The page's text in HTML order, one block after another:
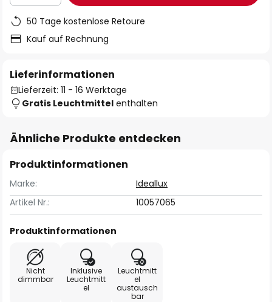
50 Tage kostenlose Retoure
Kauf auf Rechnung
Lieferinformationen
Lieferzeit: 11 - 16 Werktage
Gratis Leuchtmittel enthalten
Ähnliche Produkte entdecken
Produktinformationen
Marke:
Ideallux
Artikel Nr.:
10057065
Produktinformationen
Nicht
dimmbar
Inklusive
Leuchtmitt
el
Leuchtmitt
el
austausch
bar